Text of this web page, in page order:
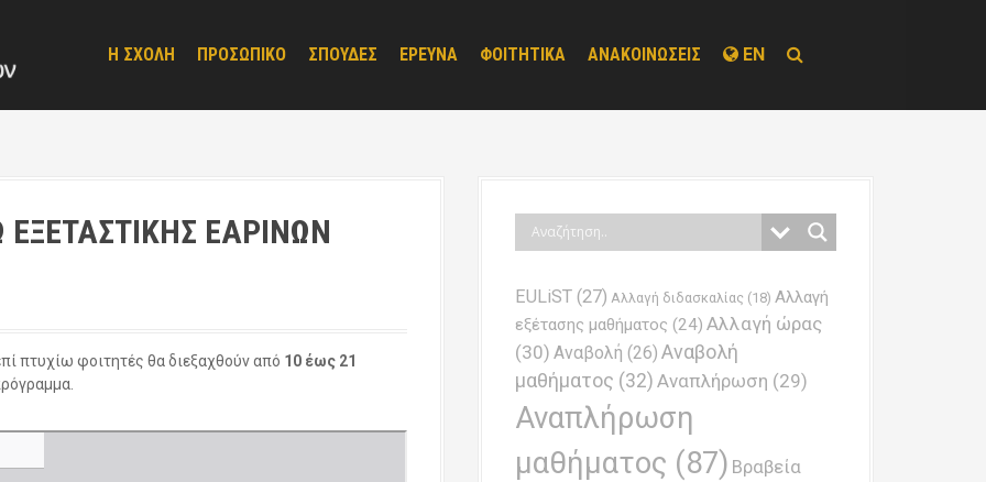
Η ΣΧΟΛΗ ΠΡΟΣΩΠΙΚΟ ΣΠΟΥΔΕΣ ΕΡΕΥΝΑ ΦΟΙΤΗΤΙΚΑ ΑΝΑΚΟΙΝΩΣΕΙΣ EN
ΕΑΡΙΝΩΝ
πτυχίω φοιτητές θα διεξαχθούν από 10 έως 21
EULiST (27) Αλλαγή διδασκαλίας (18) Αλλαγή
εξέτασης μαθήματος (24) Αλλαγή ώρας
(30) Αναβολή (26) Αναβολή
μαθήματος (32) Αναπλήρωση (29)
Αναπλήρωση
μαθήματος (87) Βραβεία